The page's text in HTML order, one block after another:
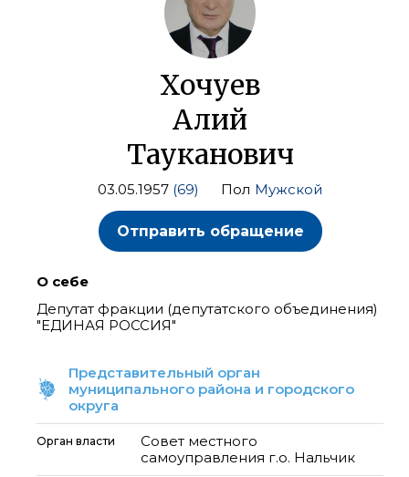
Хочуев
Алий
Тауканович
03.05.1957 (69) Пол Мужской
Отправить обращение
О себе
Депутат фракции (депутатского объединения)
"ЕДИНАЯ РОССИЯ"
Представительный орган
муниципального района и городского
округа
Орган власти
Совет местного
самоуправления г.о. Нальчик